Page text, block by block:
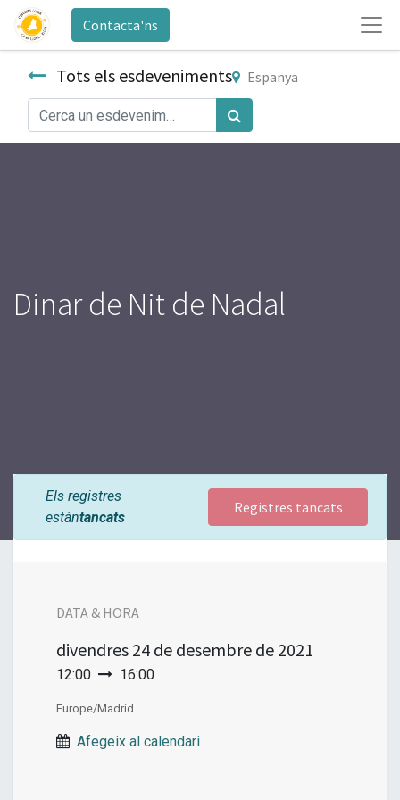
Contacta'ns
Tots els esdeveniments Espanya
Dinar de Nit de Nadal
Els registres
estàntancats
Registres tancats
DATA & HORA
divendres 24 de desembre de 2021
12:00 16:00
Europe/Madrid
Afegeix al calendari